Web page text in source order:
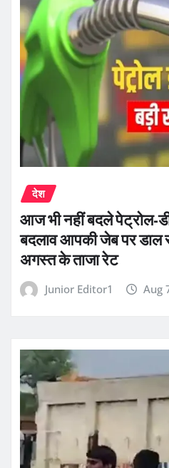
देश
आज भी नहीं बदले पेट्रोल-
बदलाव आपकी जेब पर डाल
अगस्त के ताजा रेट
Junior Editor1 Aug